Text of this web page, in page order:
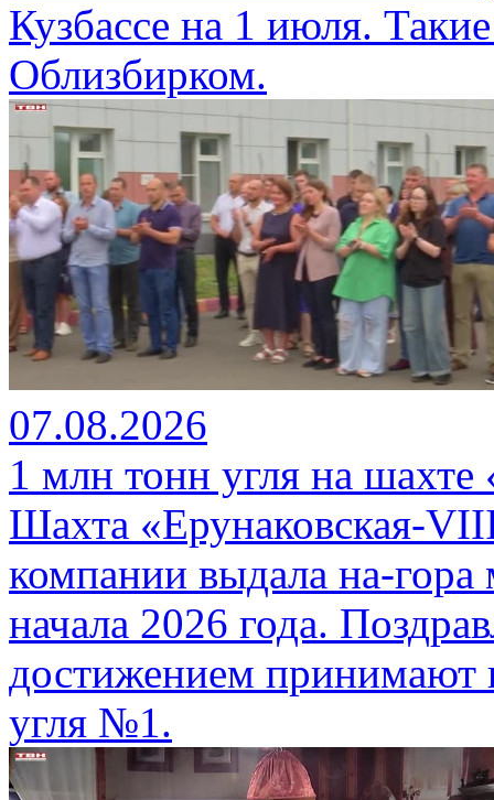
Кузбассе на 1 июля.
Облизбирком.
07.08.2026
1 млн тонн угля на
Шахта «Ерунаковская-
компании выдала на-
начала 2026 года.
достижением принимают
угля №1.